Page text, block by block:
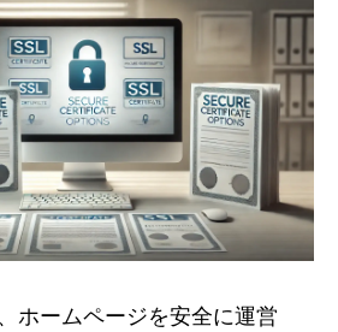
ホームページを安全に運営